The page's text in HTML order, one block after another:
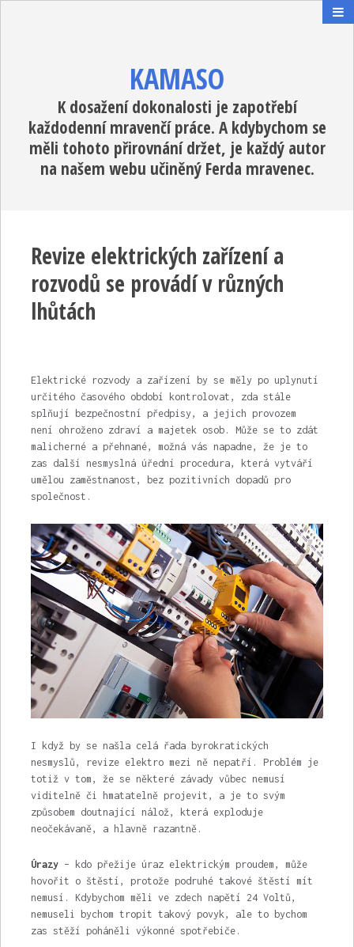
KAMASO
K dosažení dokonalosti je zapotřebí
každodenní mravenčí práce. A kdybychom se
měli tohoto přirovnání držet, je každý autor
na našem webu učiněný Ferda mravenec.
Revize elektrických zařízení a
rozvodů se provádí v různých
lhůtách
Elektrické rozvody a zařízení by se měly po uplynutí
určitého časového období kontrolovat, zda stále
splňují bezpečnostní předpisy, a jejich provozem
není ohroženo zdraví a majetek osob. Může se to zdát
malicherné a přehnané, možná vás napadne, že je to
zas další nesmyslná úřední procedura, která vytváří
umělou zaměstnanost, bez pozitivních dopadů pro
společnost.
I když by se našla celá řada byrokratických
nesmyslů, revize elektro mezi ně nepatří. Problém je
totiž v tom, že se některé závady vůbec nemusí
viditelně či hmatatelně projevit, a je to svým
způsobem doutnající nálož, která exploduje
neočekávaně, a hlavně razantně.
Úrazy– kdo přežije úraz elektrickým proudem, může
hovořit o štěstí, protože podruhé takové štěstí mít
nemusí. Kdybychom měli ve zdech napětí 24 Voltů,
nemuseli bychom tropit takový povyk, ale to bychom
zas stěží poháněli výkonné spotřebiče.